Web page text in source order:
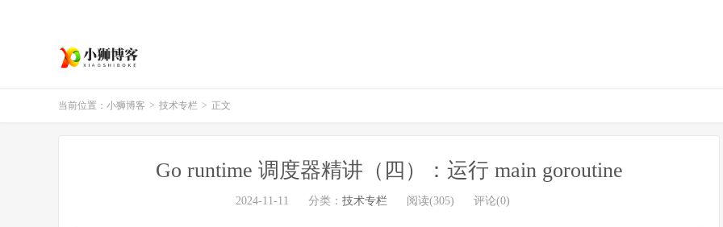
当前位置： 小狮博客 > 技术专栏 > 正文
Go runtime 调度器精讲（四）：运行 main goroutine
2024-11-11 分类： 技术专栏 阅读(305) 评论(0)